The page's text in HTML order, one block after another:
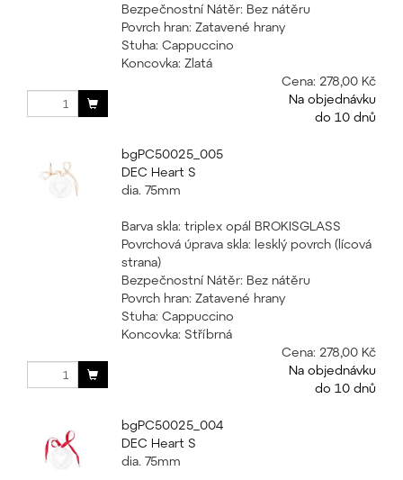
Bezpečnostní Nátěr: Bez nátěru
Povrch hran: Zatavené hrany
Stuha: Cappuccino
Koncovka: Zlatá
Cena: 278,00 Kč
Na objednávku
do 10 dnů
bgPC50025_005
DEC Heart S
dia. 75mm
Barva skla: triplex opál BROKISGLASS
Povrchová úprava skla: lesklý povrch (lícová
strana)
Bezpečnostní Nátěr: Bez nátěru
Povrch hran: Zatavené hrany
Stuha: Cappuccino
Koncovka: Stříbrná
Cena: 278,00 Kč
Na objednávku
do 10 dnů
bgPC50025_004
DEC Heart S
dia. 75mm